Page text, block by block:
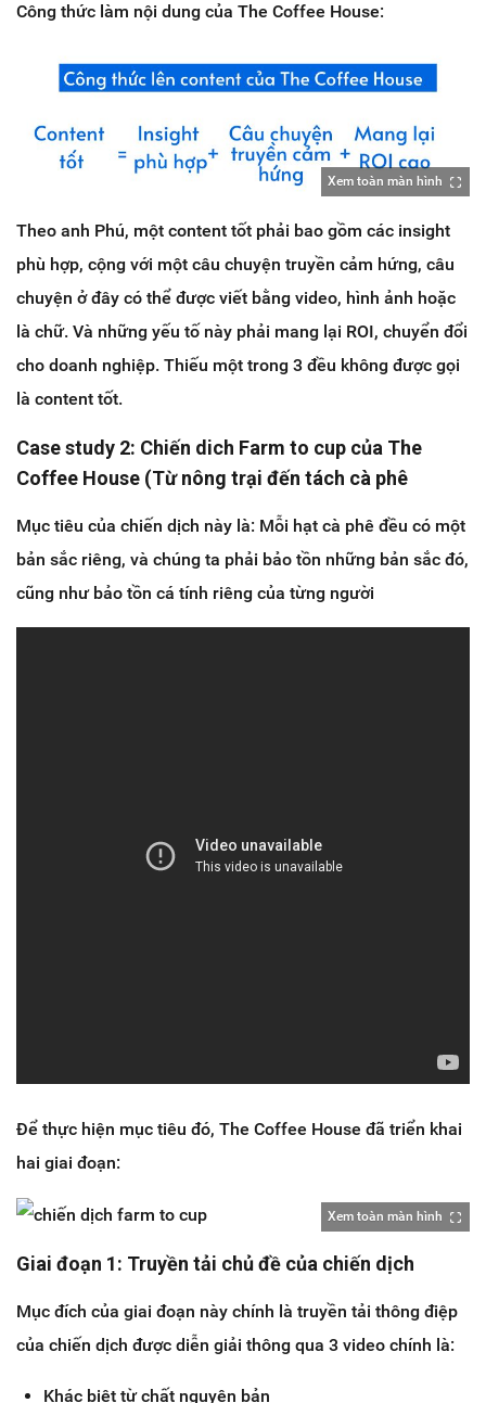
Công thức làm nội dung của The Coffee House:
Xem toàn màn hình
Theo anh Phú, một content tốt phải bao gồm các insight
phù hợp, cộng với một câu chuyện truyền cảm hứng, câu
chuyện ở đây có thể được viết bằng video, hình ảnh hoặc
là chữ. Và những yếu tố này phải mang lại ROI, chuyển đổi
cho doanh nghiệp. Thiếu một trong 3 đều không được gọi
là content tốt.
Case study 2: Chiến dich Farm to cup của The
Coffee House (Từ nông trại đến tách cà phê
Mục tiêu của chiến dịch này là: Mỗi hạt cà phê đều có một
bản sắc riêng, và chúng ta phải bảo tồn những bản sắc đó,
cũng như bảo tồn cá tính riêng của từng người
Để thực hiện mục tiêu đó, The Coffee House đã triển khai
hai giai đoạn:
Xem toàn màn hình
Giai đoạn 1: Truyền tải chủ đề của chiến dịch
Mục đích của giai đoạn này chính là truyền tải thông điệp
của chiến dịch được diễn giải thông qua 3 video chính là:
Khác biệt từ chất nguyên bản